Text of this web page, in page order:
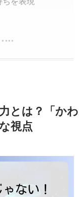
とは？「かわ
視点